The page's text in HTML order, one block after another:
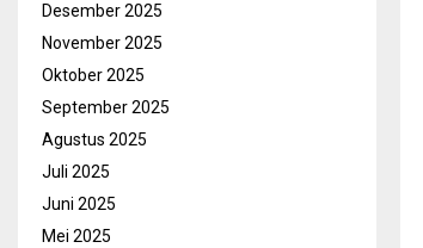
Desember 2025
November 2025
Oktober 2025
September 2025
Agustus 2025
Juli 2025
Juni 2025
Mei 2025